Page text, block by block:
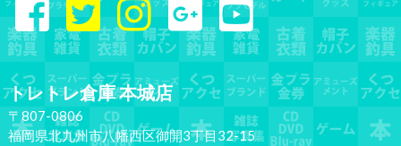
トレトレ倉庫 本城店
〒807-0806
福岡県北九州市八幡西区御開3丁目32-15